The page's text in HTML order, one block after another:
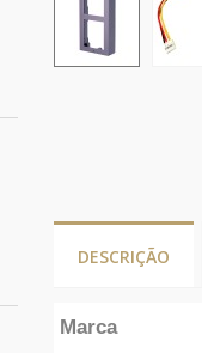
DESCRIÇÃO
Marca